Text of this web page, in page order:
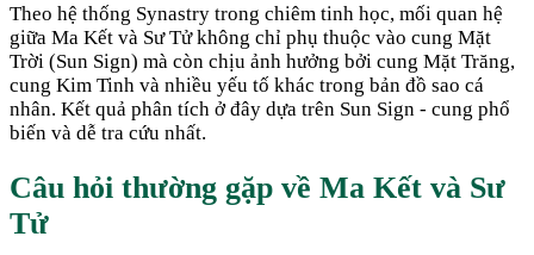
Theo hệ thống Synastry trong chiêm tinh học, mối quan hệ
giữa Ma Kết và Sư Tửkhông chỉ phụ thuộc vào cung Mặt
Trời (Sun Sign) mà còn chịu ảnh hưởng bởi cung Mặt Trăng,
cung Kim Tinh và nhiều yếu tố khác trong bản đồ sao cá
nhân. Kết quả phân tích ở đây dựa trên Sun Sign - cung phổ
biến và dễ tra cứu nhất.
Câu hỏi thường gặp về Ma Kết và Sư
Tử